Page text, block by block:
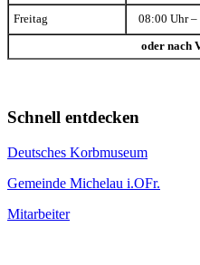
Freitag 08:00 Uhr –
oder nach
Schnell entdecken
Deutsches Korbmuseum
Gemeinde Michelau i.OFr.
Mitarbeiter